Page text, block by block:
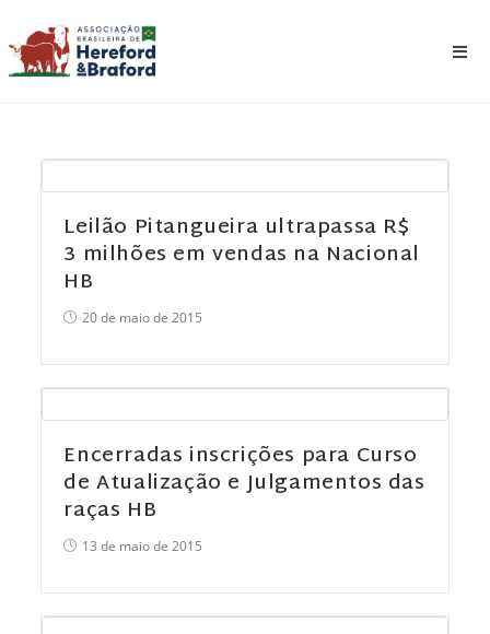
Leilão Pitangueira ultrapassa R$
3 milhões em vendas na Nacional
HB
20 de maio de 2015
Encerradas inscrições para Curso
de Atualização e Julgamentos das
raças HB
13 de maio de 2015